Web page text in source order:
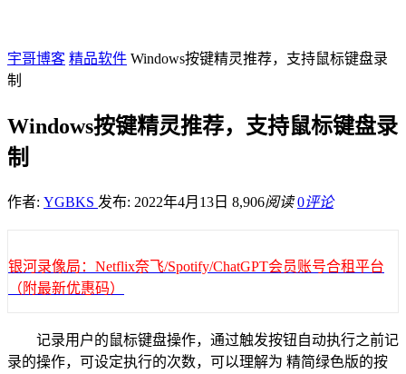
宇哥博客 精品软件 Windows按键精灵推荐，支持鼠标键盘录
制
Windows按键精灵推荐，支持鼠标键盘录
制
作者: YGBKS 发布: 2022年4月13日 8,906阅读 0评论
银河录像局：Netflix奈飞/Spotify/ChatGPT会员账号合租平台
（附最新优惠码）
记录用户的鼠标键盘操作，通过触发按钮自动执行之前记
录的操作，可设定执行的次数，可以理解为 精简绿色版的按